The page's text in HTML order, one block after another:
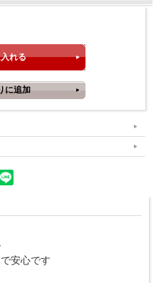
安心です